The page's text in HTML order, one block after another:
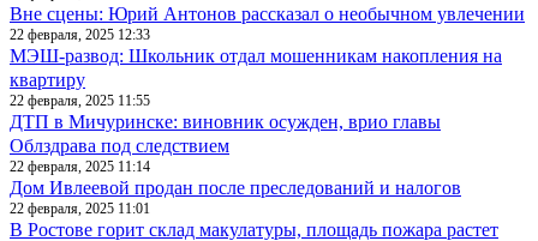
Вне сцены: Юрий Антонов рассказал о необычном увлечении
22 февраля, 2025 12:33
МЭШ-развод: Школьник отдал мошенникам накопления на
квартиру
22 февраля, 2025 11:55
ДТП в Мичуринске: виновник осужден, врио главы
Облздрава под следствием
22 февраля, 2025 11:14
Дом Ивлеевой продан после преследований и налогов
22 февраля, 2025 11:01
В Ростове горит склад макулатуры, площадь пожара растет